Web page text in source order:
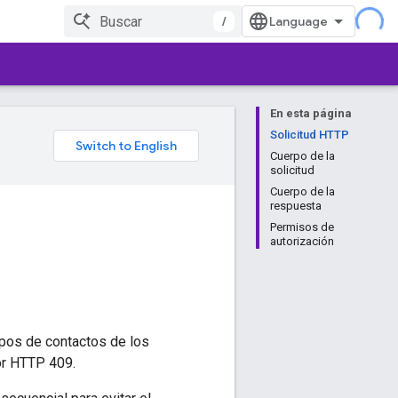
/
En esta página
Solicitud HTTP
Cuerpo de la
solicitud
Cuerpo de la
respuesta
Permisos de
autorización
de contactos de los
HTTP 409.